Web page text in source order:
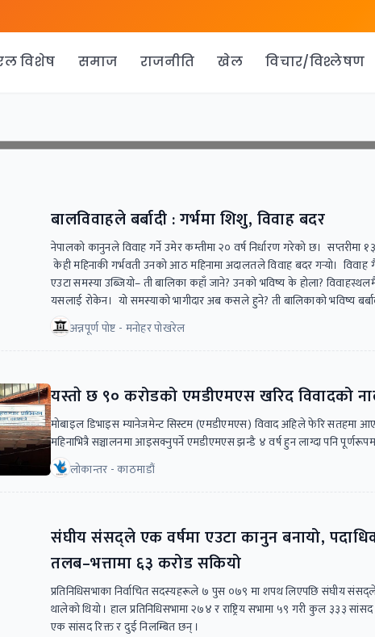
विशेष समाज राजनीति खेल विचार/विश्लेषण
बालविवाहले बर्बादी : गर्भमा शिशु, विवाह बदर
नेपालको कानुनले विवाह गर्ने उमेर कम्तीमा २० वर्ष निर्धारण गरेको छ। सप्तरीमा १३
केही महिनाकी गर्भवती उनको आठ महिनामा अदालतले विवाह बदर गर्‍यो। विवाह
एउटा समस्या उब्जियो– ती बालिका कहाँ जाने? उनको भविष्य के होला?
यसलाई रोकेन। यो समस्याको भागीदार अब कसले हुने? ती बालिकाको भविष्य
अन्नपूर्ण पोष्ट - मनोहर पोखरेल
यस्ताे छ ९० करोडको एमडीएमएस खरिद विवादको
मोबाइल डिभाइस म्यानेजमेन्ट सिस्टम (एमडीएमएस) विवाद अहिले फेरि सतहमा
महिनाभित्रै सञ्चालनमा आइसक्नुपर्ने एमडीएमएस झन्डै ४ वर्ष हुन लाग्दा पनि
लोकान्तर - काठमाडौं
संघीय संसद्ले एक वर्षमा एउटा कानुन बनायो,
तलब–भत्तामा ६३ करोड सकियो
प्रतिनिधिसभाका निर्वाचित सदस्यहरूले ७ पुस ०७९ मा शपथ लिएपछि संघीय
थालेको थियो । हाल प्रतिनिधिसभामा २७४ र राष्ट्रिय सभामा ५९ गरी कुल ३३३
एक सांसद रिक्त र दुई निलम्बित छन् ।